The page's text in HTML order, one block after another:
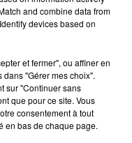
pour voir l’éclipse
part à la recherche de...
l'OGC Nice
d’artifice
en Lorraine ?
and combine data from
devices based on
et fermer", ou affiner en
"Gérer mes choix".
sur "Continuer sans
que pour ce site. Vous
consentement à tout
en bas de chaque page.